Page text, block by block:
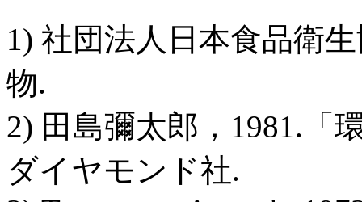
1) 社団法人日本食品衛
物.
2) 田島彌太郎，1981.「
ダイヤモンド社.